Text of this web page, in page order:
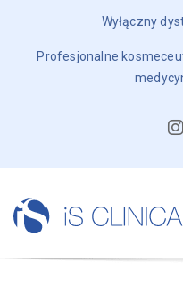
Wyłączny
Profesjonalne